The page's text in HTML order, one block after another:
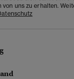
uns zu erhalten.